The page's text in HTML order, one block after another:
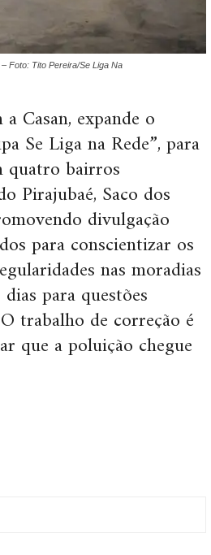
Foto: Tito Pereira/Se Liga Na
Casan, expande o
Se Liga na Rede”, para
quatro bairros
Pirajubaé, Saco dos
divulgação
para conscientizar os
nas moradias
para questões
trabalho de correção é
que a poluição chegue